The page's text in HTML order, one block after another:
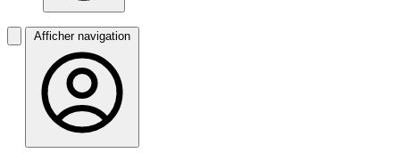
Afficher navigation